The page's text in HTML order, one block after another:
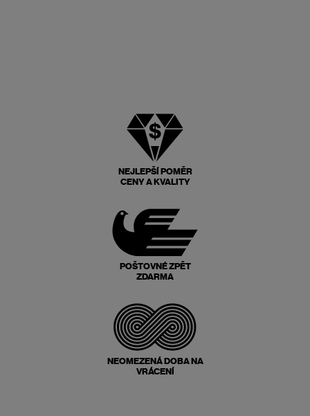
NEJLEPŠÍ POMĚR
CENY A KVALITY
POŠTOVNÉ ZPĚT
ZDARMA
NEOMEZENÁ DOBA NA
VRÁCENÍ